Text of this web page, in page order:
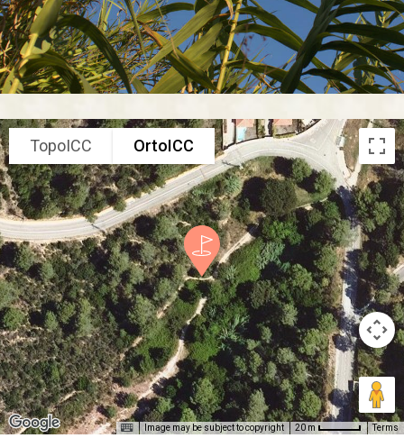
TopoICC OrtoICC
Image may be subject to copyright 20 m Terms